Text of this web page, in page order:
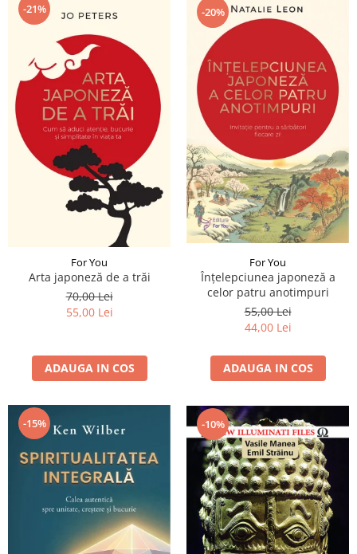
-21%
For You
Arta japoneză de a trăi
70,00 Lei
55,00 Lei
ADAUGA IN COS
-20%
For You
Înțelepciunea japoneză a
celor patru anotimpuri
55,00 Lei
44,00 Lei
ADAUGA IN COS
-15% -10%